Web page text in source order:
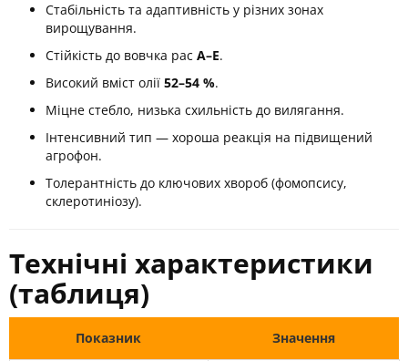
Стабільність та адаптивність у різних зонах
вирощування.
Стійкість до вовчка рас A–E.
Високий вміст олії 52–54 %.
Міцне стебло, низька схильність до вилягання.
Інтенсивний тип — хороша реакція на підвищений
агрофон.
Толерантність до ключових хвороб (фомопсису,
склеротиніозу).
Технічні характеристики
(таблиця)
Показник Значення